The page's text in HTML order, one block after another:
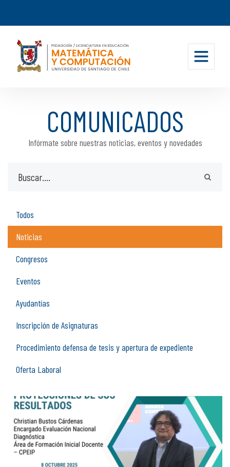
COMUNICADOS
Infórmate sobre nuestras noticias, eventos y novedades
Todos
Noticias
Congresos
Eventos
Ayudantías
Inscripción de Asignaturas
Procedimiento defensa de tesis y apertura de expediente
Oferta Laboral